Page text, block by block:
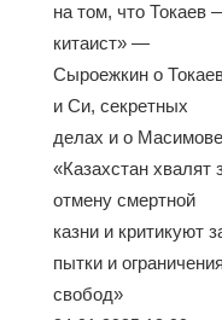
на том, что Токаев
китаист» —
Сыроежкин о
и Си, секретных
делах и о
«Казахстан хвалят
отмену смертной
казни и критикуют
пытки и ограничения
свобод»